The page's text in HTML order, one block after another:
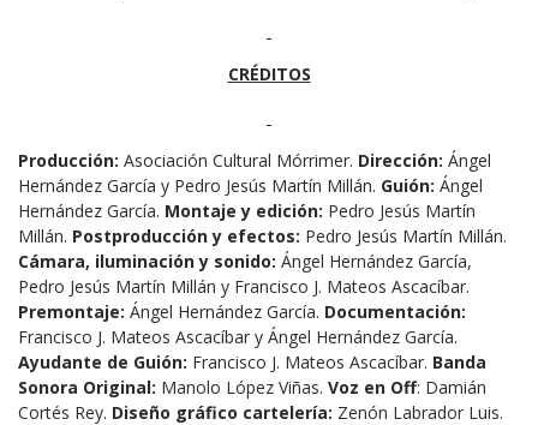
CRÉDITOS
Producción: Asociación Cultural Mórrimer. Dirección: Ángel
Hernández García y Pedro Jesús Martín Millán. Guión: Ángel
Hernández García. Montaje y edición: Pedro Jesús Martín
Millán. Postproducción y efectos: Pedro Jesús Martín Millán.
Cámara, iluminación y sonido: Ángel Hernández García,
Pedro Jesús Martín Millán y Francisco J. Mateos Ascacíbar.
Premontaje: Ángel Hernández García. Documentación:
Francisco J. Mateos Ascacíbar y Ángel Hernández García.
Ayudante de Guión: Francisco J. Mateos Ascacíbar. Banda
Sonora Original: Manolo López Viñas. Voz en Off: Damián
Cortés Rey. Diseño gráfico cartelería: Zenón Labrador Luis.